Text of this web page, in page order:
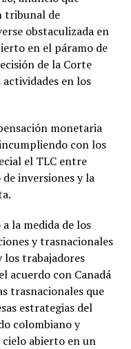
tribunal de
obstaculizada en
en el páramo de
de la Corte
en los
monetaria
con los
el TLC entre
inversiones y la
la medida de los
y trasnacionales
trabajadores
acuerdo con Canadá
trasnacionales que
estrategias del
colombiano y
abierto en un